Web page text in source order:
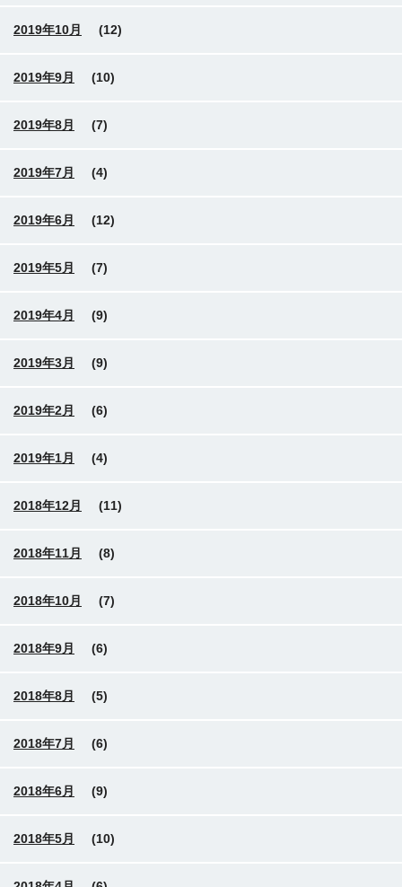
2019年10月 (12)
2019年9月 (10)
2019年8月 (7)
2019年7月 (4)
2019年6月 (12)
2019年5月 (7)
2019年4月 (9)
2019年3月 (9)
2019年2月 (6)
2019年1月 (4)
2018年12月 (11)
2018年11月 (8)
2018年10月 (7)
2018年9月 (6)
2018年8月 (5)
2018年7月 (6)
2018年6月 (9)
2018年5月 (10)